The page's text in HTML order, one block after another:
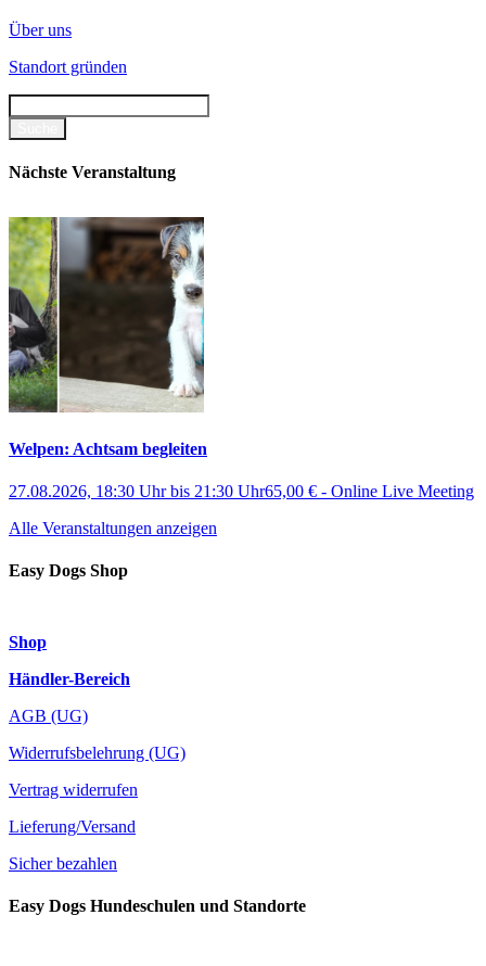
Über uns
Standort gründen
Nächste Veranstaltung
Welpen: Achtsam begleiten
27.08.2026, 18:30 Uhrbis 21:30 Uhr65,00 € - Online Live Meeting
Alle Veranstaltungen anzeigen
Easy Dogs Shop
Shop
Händler-Bereich
AGB (UG)
Widerrufsbelehrung (UG)
Vertrag widerrufen
Lieferung/Versand
Sicher bezahlen
Easy Dogs Hundeschulen und Standorte